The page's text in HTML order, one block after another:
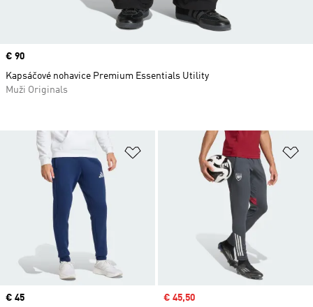
Pridať do zoznamu želaných
Price
€ 45
Sale price
€ 45,50
Price
€ 90
Kapsáčové nohavice Premium Essentials Utility
Muži Originals